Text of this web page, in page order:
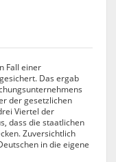
Fall einer
Das ergab
der gesetzlichen
Viertel der
dass die staatlichen
Zuversichtlich
in die eigene